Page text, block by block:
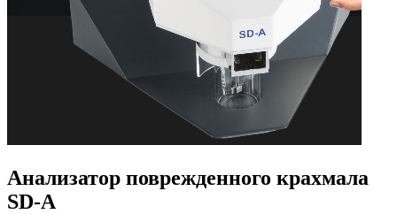
Анализатор поврежденного крахмала
SD-A